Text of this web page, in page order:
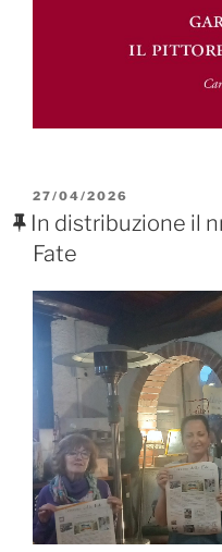
PUBBLICATO
IL
27/04/2026
In distribuzione il
Fate